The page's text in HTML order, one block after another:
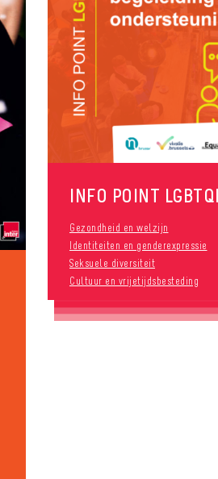
INFO POINT
Gezondheid en welzijn
Identiteiten en genderexpressie
Seksuele diversiteit
Cultuur en vrijetijdsbesteding